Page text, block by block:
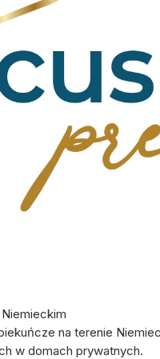
na terenie
w domach prywatnych.